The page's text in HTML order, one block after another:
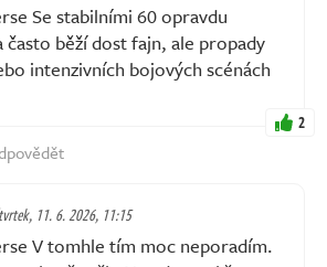
Se stabilními 60 opravdu
běží dost fajn, ale propady
intenzivních bojových scénách
2
11. 6. 2026, 11:15
V tomhle tím moc neporadím.